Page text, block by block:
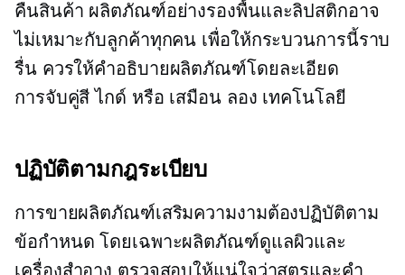
คืนสินค้า ผลิตภัณฑ์อย่างรองพื้นและลิปสติกอาจ
ไม่เหมาะกับลูกค้าทุกคน เพื่อให้กระบวนการนี้ราบ
รื่น ควรให้คำอธิบายผลิตภัณฑ์โดยละเอียด
การจับคู่สี ไกด์ หรือ เสมือน ลอง เทคโนโลยี
ปฏิบัติตามกฎระเบียบ
การขายผลิตภัณฑ์เสริมความงามต้องปฏิบัติตาม
ข้อกำหนด โดยเฉพาะผลิตภัณฑ์ดูแลผิวและ
เครื่องสำอาง ตรวจสอบให้แน่ใจว่าสูตรและคำ